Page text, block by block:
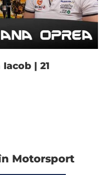
| 21
Motorsport